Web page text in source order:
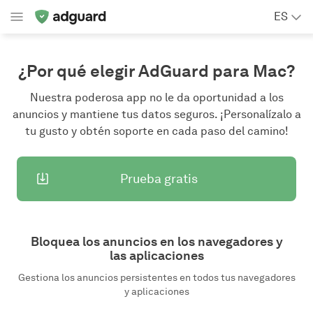
ES
¿Por qué elegir AdGuard para Mac?
Nuestra poderosa app no le da oportunidad a los
anuncios y mantiene tus datos seguros. ¡Personalízalo a
tu gusto y obtén soporte en cada paso del camino!
Prueba gratis
Bloquea los anuncios en los navegadores y
las aplicaciones
Gestiona los anuncios persistentes en todos tus navegadores
y aplicaciones